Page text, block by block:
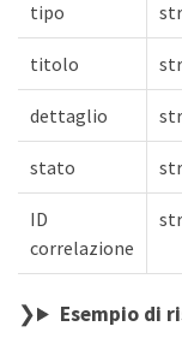
tipo
titolo
dettaglio
stato
ID
correlazione
Esempio di